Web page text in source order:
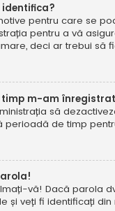
identifica?
pentru care se
pentru a vă
deci ar trebui să
timp m-am
să
perioadă de timp
vă! Dacă parola
și veți fi identificați